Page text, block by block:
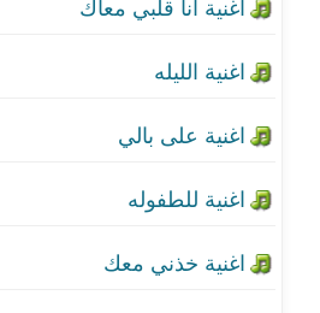
اغنية خذني معك
اغنية الي كان
اغنية قويني بيك